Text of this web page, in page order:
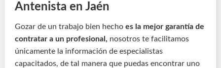
Antenista en Jaén
Gozar de un trabajo bien hecho es la mejor garantía de
contratar a un profesional, nosotros te facilitamos
únicamente la información de especialistas
capacitados, de tal manera que puedas encontrar uno